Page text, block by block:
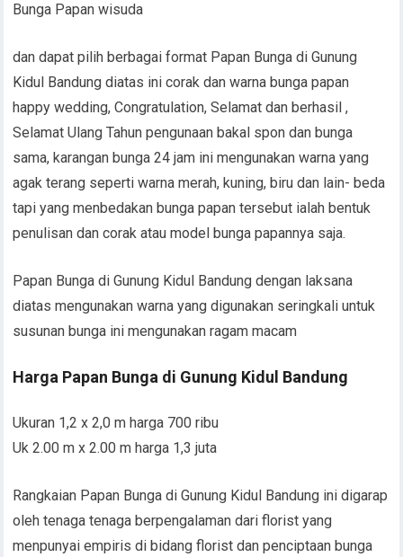
Bunga Papan wisuda
dan dapat pilih berbagai format Papan Bunga di Gunung
Kidul Bandung diatas ini corak dan warna bunga papan
happy wedding, Congratulation, Selamat dan berhasil ,
Selamat Ulang Tahun pengunaan bakal spon dan bunga
sama, karangan bunga 24 jam ini mengunakan warna yang
agak terang seperti warna merah, kuning, biru dan lain- beda
tapi yang menbedakan bunga papan tersebut ialah bentuk
penulisan dan corak atau model bunga papannya saja.
Papan Bunga di Gunung Kidul Bandung dengan laksana
diatas mengunakan warna yang digunakan seringkali untuk
susunan bunga ini mengunakan ragam macam
Harga Papan Bunga di Gunung Kidul Bandung
Ukuran 1,2 x 2,0 m harga 700 ribu
Uk 2.00 m x 2.00 m harga 1,3 juta
Rangkaian Papan Bunga di Gunung Kidul Bandung ini digarap
oleh tenaga tenaga berpengalaman dari florist yang
menpunyai empiris di bidang florist dan penciptaan bunga